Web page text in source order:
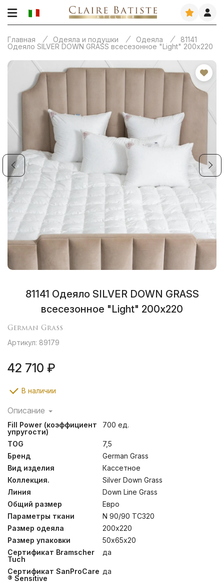
Главная Одеяла и подушки Одеяла
81141
Одеяло SILVER DOWN GRASS всесезонное "Light" 200х220
81141 Одеяло SILVER DOWN GRASS
всесезонное "Light" 200х220
German Grass
Артикул: 89179
42 710 ₽
В наличии
Описание
Кассетные пушистые одеяла коллекции GRASS
SILVER DOWN LINE наполнены серым пухом гусей
Тулузской породы категории “Экстра”. Чехлы
выполнены из немецкой ткани, прошедшей финишную
обработку SanProCare® Sensitive, которая позволяет
материалу усиленно поглощать и отдавать влагу.
Ткани сертифицированы по OEKO-TEX® Standard 100 –
международному стандарту безопасности
текстильных изделий. Ткани, отмеченные маркировкой
«Bramscher Tuch» – это безусловный знак качества и
великолепный результат работы специалистов из
города Бра́мше в Германии. Высочайшей оценки
требует буквально все: от высококачественного
сырья и тончайшей пряжи до заключительной
эксклюзивной отделки тканей. Сочетание тонкой
ткани и серого пуха придают изделиям серебристый
оттенок, что легло в основу названия коллекции.
Fill Power (коэффициент
упругости)
700 ед.
TOG
7,5
Бренд
German Grass
Вид изделия
Кассетное
Коллекция.
Silver Down Grass
Линия
Down Line Grass
Общий размер
Евро
Параметры ткани
N 90/90 TC320
Размер одеяла
200х220
Размер упаковки
50х65х20
Сертификат Bramscher
Tuch
да
Сертификат SanProCare
® Sensitive
да